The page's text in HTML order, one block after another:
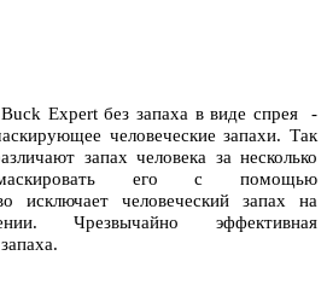
Expert без запаха в виде спрея -
человеческие запахи. Так
запах человека за несколько
его с помощью
исключает человеческий запах на
. Чрезвычайно эффективная